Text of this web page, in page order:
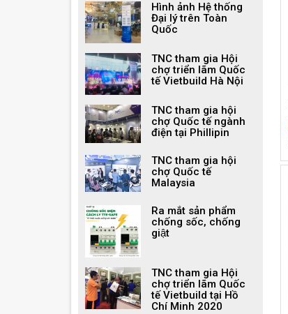
Hình ảnh Hệ thống
Đại lý trên Toàn
Quốc
TNC tham gia Hội
chợ triển lãm Quốc
tế Vietbuild Hà Nội
TNC tham gia hội
chợ Quốc tế ngành
điện tại Phillipin
TNC tham gia hội
chợ Quốc tế
Malaysia
Ra mắt sản phẩm
chống sốc, chống
giật
TNC tham gia Hội
chợ triển lãm Quốc
tế Vietbuild tại Hồ
Chí Minh 2020